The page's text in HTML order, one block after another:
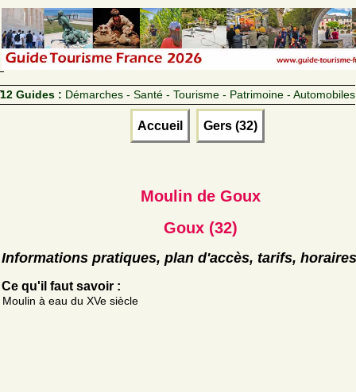
12 Guides : Démarches - Santé - Tourisme - Patrimoine - Automobiles
Accueil Gers (32)
Moulin de Goux
Goux (32)
Informations pratiques, plan d'accès, tarifs, horaires
Ce qu'il faut savoir :
Moulin à eau du XVe siècle